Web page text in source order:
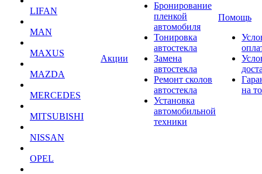
LIFAN
MAN
MAXUS
MAZDA
MERCEDES
MITSUBISHI
NISSAN
OPEL
Акции
Бронирование
пленкой
автомобиля
Тонировка
автостекла
Замена
автостекла
Ремонт сколов
автостекла
Установка
автомобильной
техники
Помощь
на